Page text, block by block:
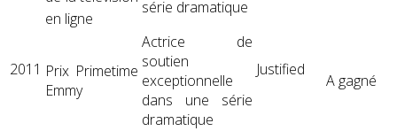
2011 Justified
en ligne
série dramatique
Prix ​​Primetime
Emmy
Actrice de
soutien
exceptionnelle
dans une série
dramatique
A gagné